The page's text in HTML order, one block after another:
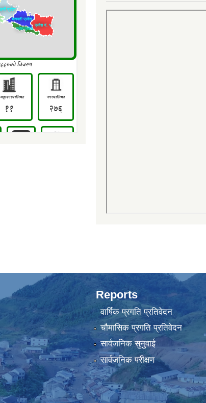
Reports
वार्षिक प्रगति प्रतिवेदन
चौमासिक प्रगति प्रतिवेदन
सार्वजनिक सुनुवाई
सार्वजनिक परीक्षण